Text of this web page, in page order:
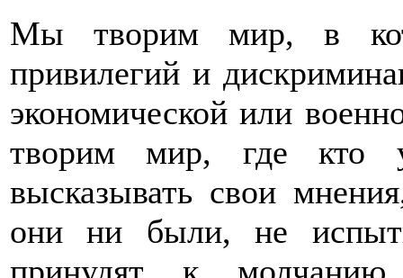
Мы творим мир, в
привилегий и
экономической или
творим мир, где кто
высказывать свои
они ни были, не